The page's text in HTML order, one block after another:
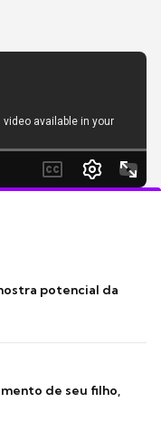
potencial da
de seu filho,